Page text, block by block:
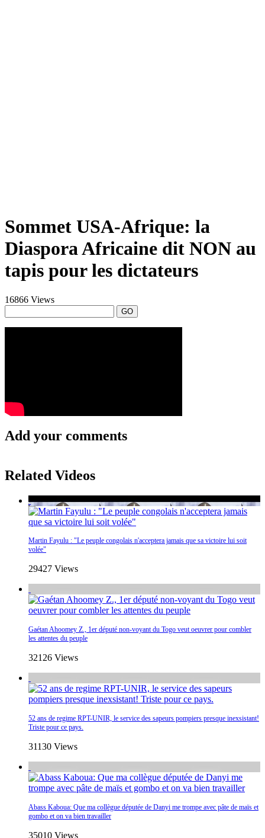
Sommet USA-Afrique: la
Diaspora Africaine dit NON au
tapis pour les dictateurs
16866 Views
GO
Add your comments
Related Videos
Martin Fayulu : "Le peuple congolais n'acceptera jamais que sa victoire lui soit
volée"
29427 Views
Gaétan Ahoomey Z., 1er député non-voyant du Togo veut oeuvrer pour combler
les attentes du peuple
32126 Views
52 ans de regime RPT-UNIR, le service des sapeurs pompiers presque inexsistant!
Triste pour ce pays.
31130 Views
Abass Kaboua: Que ma collègue députée de Danyi me trompe avec pâte de maïs et
gombo et on va bien travailler
35010 Views